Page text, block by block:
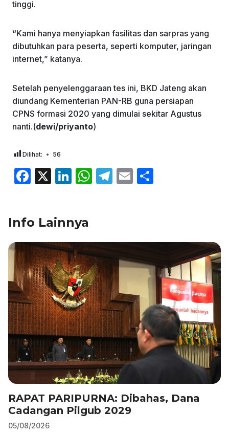
tinggi.
“Kami hanya menyiapkan fasilitas dan sarpras yang
dibutuhkan para peserta, seperti komputer, jaringan
internet,” katanya.
Setelah penyelenggaraan tes ini, BKD Jateng akan
diundang Kementerian PAN-RB guna persiapan
CPNS formasi 2020 yang dimulai sekitar Agustus
nanti.(dewi/priyanto)
Dilihat: 56
F
e
b
o
o
k
X
Li
e
dI
n
W
A
p
p
T
a
m
E
Info Lainnya
RAPAT PARIPURNA: Dibahas, Dana
Cadangan Pilgub 2029
05/08/2026